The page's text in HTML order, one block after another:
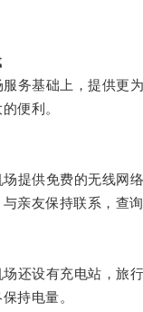
基础上，提供更为
便利。
供免费的无线网络
亲友保持联系，查询
设有充电站，旅行
持电量。